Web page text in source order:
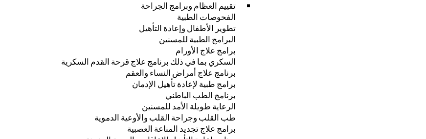
تقييم العظام وبرامج الجراحة
الفحوصات الطبية
تطوير الأطفال وإعادة التأهيل
البرامج الطبية للمسنين
برامج علاج الأورام
السكري بما في ذلك برنامج علاج قرحة القدم السكرية
برنامج علاج أمراض النساء والعقم
برامج طبية لإعادة تأهيل الإدمان
برنامج الطب الباطني
الرعاية طويلة الأمد للمسنين
طب القلب وجراحة القلب والأوعية الدموية
برامج علاج تجديد المناعة العصبية